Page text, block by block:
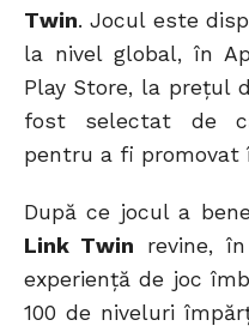
Twin. Jocul este
la nivel global, în
Play Store, la prețul
fost selectat de
pentru a fi promovat
După ce jocul a
Link Twin revine,
experiență de joc
100 de niveluri